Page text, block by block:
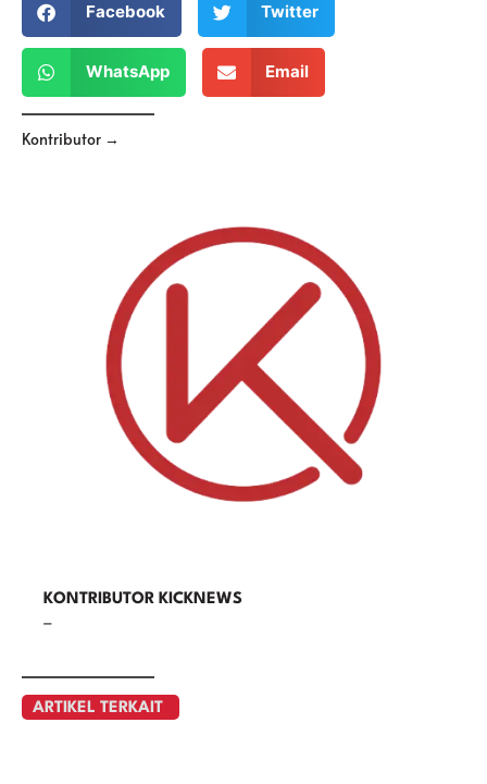
Facebook Twitter
WhatsApp Email
Kontributor →
KONTRIBUTOR KICKNEWS
–
ARTIKEL TERKAIT